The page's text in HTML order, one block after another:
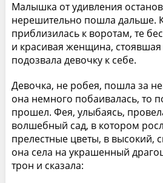
Малышка от удивления
нерешительно пошла дальше.
приблизилась к воротам, те
и красивая женщина,
подозвала девочку к себе.
Девочка, не робея, пошла за
она немного побаивалась, то
прошел. Фея, улыбаясь,
волшебный сад, в котором
прелестные цветы, в высокий,
она села на украшенный
трон и сказала: